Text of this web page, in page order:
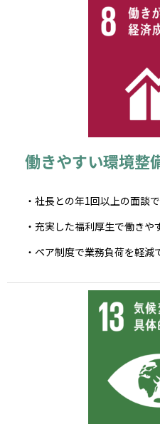
働きやすい環境整
・社長との年1回以上の面談
・充実した福利厚生で働きや
・ペア制度で業務負荷を軽減